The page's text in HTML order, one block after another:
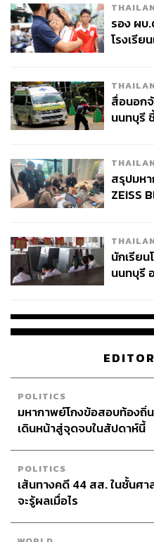
รอง ผบ
โรงเรีย
สื่อนอก
นนทบุรี
สรุปมห
ZEISS
จ่ายหนี้-
นักเรียน
นนทบุรี
POLITICS
มหากาพย์โกงข้อสอบท้องถิ่
เดินหน้าสู่จุดจบในสัปดาห์นี้
POLITICS
เส้นทางคดี 44 สส. ในชั้นศา
จะรู้ผลเมื่อไร